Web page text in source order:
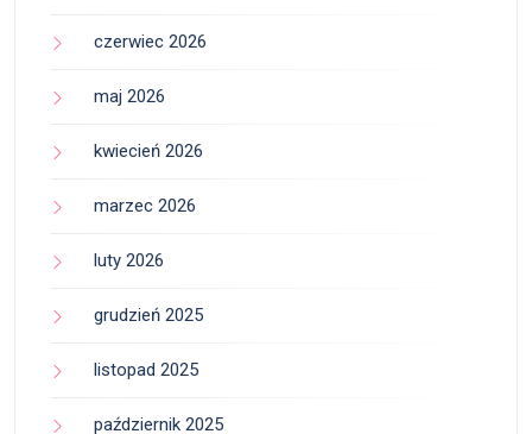
czerwiec 2026
maj 2026
kwiecień 2026
marzec 2026
luty 2026
grudzień 2025
listopad 2025
październik 2025